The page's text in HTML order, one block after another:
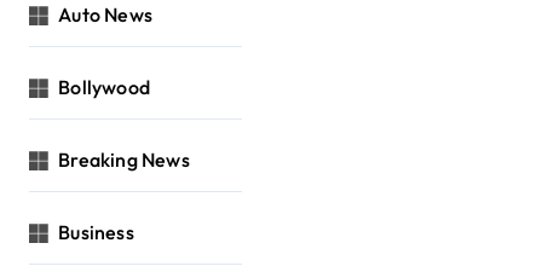
Auto News
Bollywood
Breaking News
Business